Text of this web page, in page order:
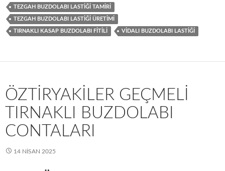
TEZGAH BUZDOLABI LASTIĞI TAMIRI
TEZGAH BUZDOLABI LASTIĞI ÜRETIMI
TIRNAKLI KASAP BUZDOLABI FITILI VIDALI BUZDOLABI LASTIĞI
ÖZTIRYAKILER GEÇMELI
TIRNAKLI BUZDOLABI
CONTALARI
14 NISAN 2025